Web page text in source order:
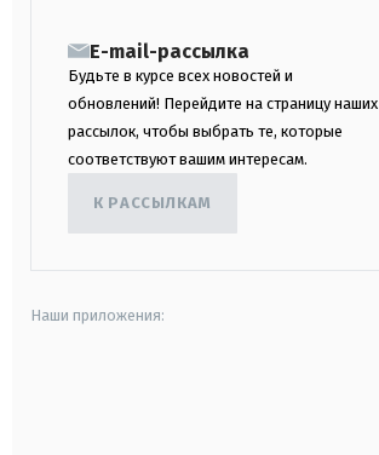
E-mail-рассылка
Будьте в курсе всех новостей и
обновлений! Перейдите на страницу наших
рассылок, чтобы выбрать те, которые
соответствуют вашим интересам.
К РАССЫЛКАМ
Наши приложения: